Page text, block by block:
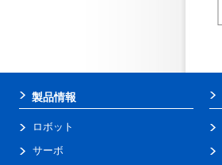
製品情報
ロボット
サーボ